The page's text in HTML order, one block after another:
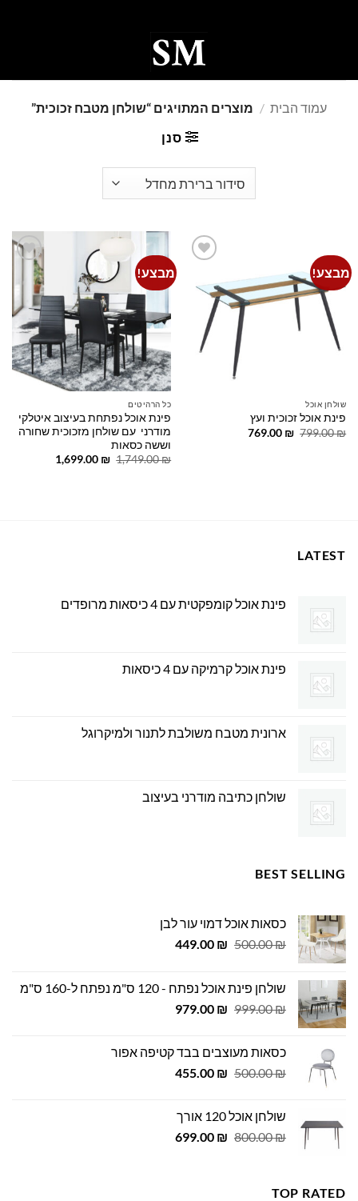
עמוד הבית / מוצרים המתויגים “שולחן מטבח זכוכית”
סנן
מבצע!
wishlist
שולחן אוכל
פינת אוכל זכוכית ועץ
799.00₪
המחיר
769.00 ₪
המחיר
מבצע!
Add to
wishlist
כל הרהיטים
פינת אוכל נפתחת בעיצוב איטלקי
מודרני עם שולחן מזכוכית שחורה
וששה כסאות
1,749.00₪
המחיר
1,699.00 ₪
המחיר
LATEST
פינת אוכל קומפקטית עם 4 כיסאות מרופדים
פינת אוכל קרמיקה עם 4 כיסאות
ארונית מטבח משולבת לתנור ולמיקרוגל
שולחן כתיבה מודרני בעיצוב
BEST SELLING
כסאות אוכל דמוי עור לבן
500.00₪
המחיר
500.00 ₪.
449.00 ₪
המחיר
449.00 ₪.שולחן פינת אוכל נפתח - 120 ס"מ נפתח ל-160 ס"מ
999.00₪
המחיר
999.00 ₪.
979.00 ₪
המחיר
979.00 ₪.
כסאות מעוצבים בבד קטיפה אפור
500.00₪
המחיר
500.00 ₪.
455.00 ₪
המחיר
שולחן אוכל 120 אורך
800.00₪
המחיר
699.00 ₪
המחיר
TOP RATED